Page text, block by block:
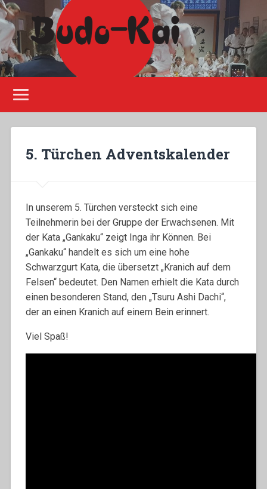
Please disable Adblock!
5. Türchen Adventskalender
In unserem 5. Türchen versteckt sich eine
Teilnehmerin bei der Gruppe der Erwachsenen. Mit
der Kata „Gankaku“ zeigt Inga ihr Können. Bei
„Gankaku“ handelt es sich um eine hohe
Schwarzgurt Kata, die übersetzt „Kranich auf dem
Felsen“ bedeutet. Den Namen erhielt die Kata durch
einen besonderen Stand, den „Tsuru Ashi Dachi“,
der an einen Kranich auf einem Bein erinnert.
Viel Spaß!